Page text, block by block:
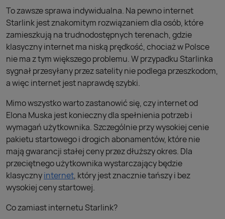
To zawsze sprawa indywidualna. Na pewno internet
Starlink jest znakomitym rozwiązaniem dla osób, które
zamieszkują na trudnodostępnych terenach, gdzie
klasyczny internet ma niską prędkość, chociaż w Polsce
nie ma z tym większego problemu. W przypadku Starlinka
sygnał przesyłany przez satelity nie podlega przeszkodom,
a więc internet jest naprawdę szybki.
Mimo wszystko warto zastanowić się, czy internet od
Elona Muska jest konieczny dla spełnienia potrzeb i
wymagań użytkownika. Szczególnie przy wysokiej cenie
pakietu startowego i drogich abonamentów, które nie
mają gwarancji stałej ceny przez dłuższy okres. Dla
przeciętnego użytkownika wystarczający będzie
klasycznyinternet, który jest znacznie tańszy i bez
wysokiej ceny startowej.
Co zamiast internetu Starlink?